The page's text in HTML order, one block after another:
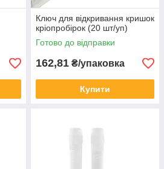
Ключ для відкривання кришок
кріопробірок (20 шт/уп)
Готово до відправки
162,81 ₴/упаковка
Купити